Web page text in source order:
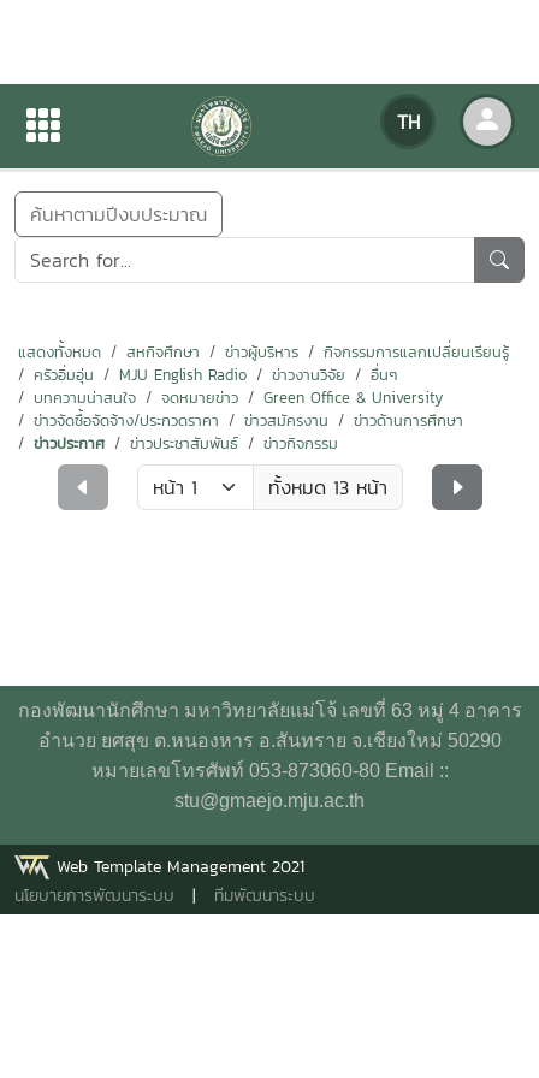
TH
ข่าวสารกิจกรรม
ค้นหาตามปีงบประมาณ
แสดงทั้งหมด สหกิจศึกษา ข่าวผู้บริหาร
กิจกรรมการแลกเปลี่ยนเรียนรู้
ครัวอิ่มอุ่น
MJU English Radio ข่าวงานวิจัย
อื่นๆ
บทความน่าสนใจ
จดหมายข่าว
Green Office & University
ข่าวจัดซื้อจัดจ้าง/ประกวดราคา
ข่าวสมัครงาน
ข่าวด้านการศึกษา
ข่าวประกาศ
ข่าวประชาสัมพันธ์ ข่าวกิจกรรม
ทั้งหมด 13 หน้า
กองพัฒนานักศึกษา มหาวิทยาลัยแม่โจ้ เลขที่ 63 หมู่ 4 อาคาร
อำนวย ยศสุข ต.หนองหาร อ.สันทราย จ.เชียงใหม่ 50290
หมายเลขโทรศัพท์ 053-873060-80 Email ::
stu@gmaejo.mju.ac.th
Web Template Management 2021
นโยบายการพัฒนาระบบ | ทีมพัฒนาระบบ